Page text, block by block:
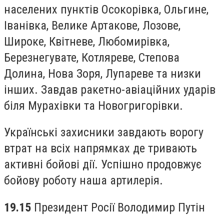
населених пунктів Осокорівка, Ольгине,
Іванівка, Велике Артакове, Лозове,
Широке, Квітневе, Любомирівка,
Березнегувате, Котляреве, Степова
Долина, Нова Зоря, Лупареве та низки
інших. Завдав ракетно-авіаційних ударів
біля Мурахівки та Новогригорівки.
Українські захисники завдають ворогу
втрат на всіх напрямках де тривають
активні бойові дії. Успішно продовжує
бойову роботу наша артилерія.
19.15 Президент Росії Володимир Путін